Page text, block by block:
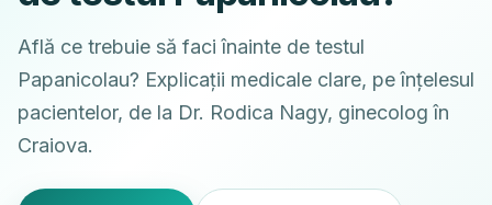
Află ce trebuie să faci înainte de testul
Papanicolau? Explicații medicale clare, pe înțelesul
pacientelor, de la Dr. Rodica Nagy, ginecolog în
Craiova.